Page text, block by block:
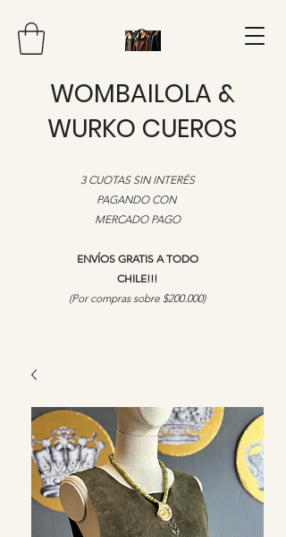
WOMBAILOLA &
WURKO CUEROS
3 CUOTAS SIN INTERÉS
PAGANDO CON
MERCADO PAGO
ENVÍOS GRATIS A TODO
CHILE!!!
​(Por compras sobre $200.000)